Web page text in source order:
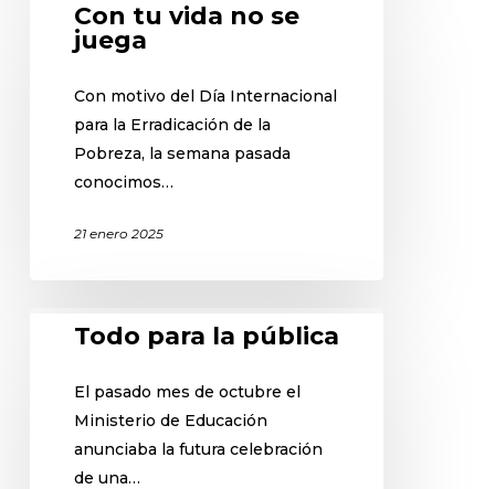
Con tu vida no se
juega
Con motivo del Día Internacional
para la Erradicación de la
Pobreza, la semana pasada
conocimos…
21 enero 2025
Todo para la pública
El pasado mes de octubre el
Ministerio de Educación
anunciaba la futura celebración
de una…